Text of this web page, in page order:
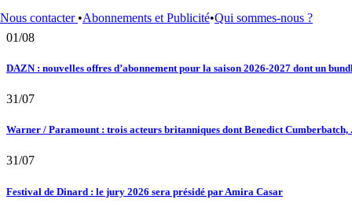
Nous contacter •Abonnements et Publicité•Qui sommes-nous ?
01/08
DAZN : nouvelles offres d’abonnement pour la saison 2026-2027 dont un
31/07
Warner / Paramount : trois acteurs britanniques dont Benedict Cumberbatch,
31/07
Festival de Dinard : le jury 2026 sera présidé par Amira Casar